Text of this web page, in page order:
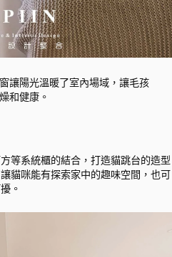
讓陽光溫暖了室內場域，讓毛孩
和健康。
等系統櫃的結合，打造貓跳台的造型
貓咪能有探索家中的趣味空間，也可
。